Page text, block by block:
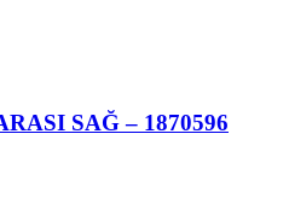
SAĞ – 1870596